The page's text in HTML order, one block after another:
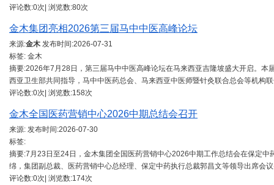
评论数:0次| 浏览数:80次
金木集团亮相2026第三届马中中医高峰论坛
来源:金木 发布时间:2026-07-31
标签: 金木
摘要:2026年7月28日，第三届马中中医高峰论坛在马来西亚吉隆坡盛大开启。
西亚卫生部共同指导，马中中医药总会、马来西亚中医师暨针灸联合总会等机构
评论数:0次| 浏览数:158次
金木全国医药营销中心2026中期总结会召开
来源: 发布时间:2026-07-30
标签:
摘要:7月23日至24日，金木集团全国医药营销中心2026中期工作总结会在保定
绵，集团副总裁、医药营销中心总经理、保定中药执行总裁郭昌文等领导出席会
评论数:0次| 浏览数:174次